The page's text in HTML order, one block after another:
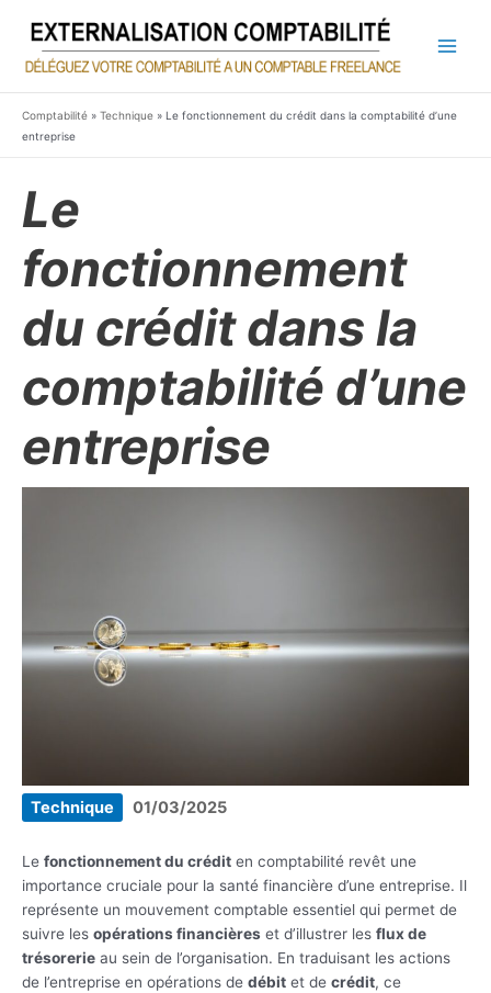
contenu
Comptabilité » Technique » Le fonctionnement du crédit dans la comptabilité d’une
entreprise
Le
fonctionnement
du crédit dans la
comptabilité d’une
entreprise
Technique 01/03/2025
Le fonctionnement du crédit en comptabilité revêt une
importance cruciale pour la santé financière d’une entreprise. Il
représente un mouvement comptable essentiel qui permet de
suivre les opérations financières et d’illustrer les flux de
trésorerie au sein de l’organisation. En traduisant les actions
de l’entreprise en opérations de débit et de crédit, ce